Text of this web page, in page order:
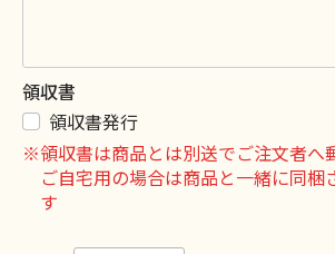
領収書
領収書発行
※領収書は商品とは別送でご注文者へ
ご自宅用の場合は商品と一緒に同梱
す